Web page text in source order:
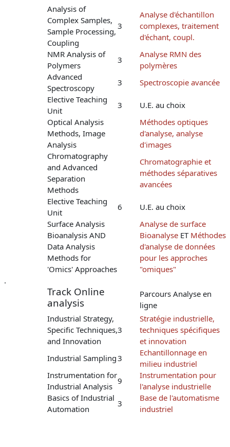
Analysis of
Complex Samples,
Sample Processing,
Coupling
3
Analyse d'échantillon
complexes, traitement
d'échant, coupl.
NMR Analysis of
Polymers
3
Analyse RMN des
polymères
Advanced
Spectroscopy
3
Spectroscopie avancée
Elective Teaching
Unit
3
U.E. au choix
Optical Analysis
Methods, Image
Analysis
Méthodes optiques
d'analyse, analyse
d'images
Chromatography
and Advanced
Separation
Methods
Chromatographie et
méthodes séparatives
avancées
Elective Teaching
Unit
6
U.E. au choix
Surface Analysis
Analyse de surface
Bioanalysis AND
Data Analysis
Methods for
'Omics' Approaches
Bioanalyse ET Méthodes
d'analyse de données
pour les approches
"omiques"
.
Track Online
analysis
Parcours Analyse en
ligne
Industrial Strategy,
Specific Techniques,
and Innovation
3
Stratégie industrielle,
techniques spécifiques
et innovation
Industrial Sampling3
Echantillonnage en
milieu industriel
Instrumentation for
Industrial Analysis
9
Instrumentation pour
l'analyse industrielle
Basics of Industrial
Automation
3
Base de l'automatisme
industriel